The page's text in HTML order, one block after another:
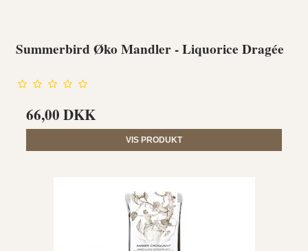
Summerbird Øko Mandler - Liquorice Dragée
66,00 DKK
VIS PRODUKT